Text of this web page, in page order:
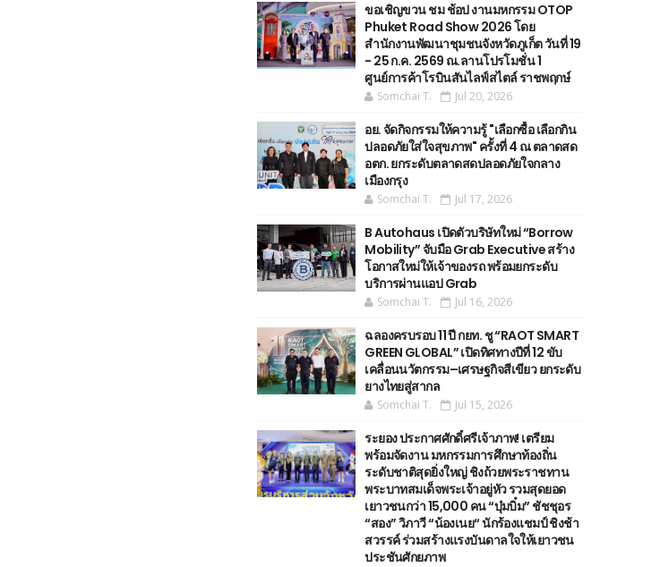
ขอเชิญขวน ชม ช้อป งานมหกรรม OTOP
Phuket Road Show 2026 โดย
สำนักงานพัฒนาชุมชนจังหวัดภูเก็ต วันที่ 19
- 25 ก.ค. 2569 ณ.ลานโปรโมชั่น 1
ศูนย์การค้าโรบินสันไลฟ์สไตล์ ราชพฤกษ์
Somchai T. Jul 20, 2026
อย. จัดกิจกรรมให้ความรู้ "เลือกซื้อ เลือกกิน
ปลอดภัยใส่ใจสุขภาพ" ครั้งที่ 4 ณ ตลาดสด
อตก. ยกระดับตลาดสดปลอดภัยใจกลาง
เมืองกรุง
Somchai T. Jul 17, 2026
B Autohaus เปิดตัวบริษัทใหม่ “Borrow
Mobility” จับมือ Grab Executive สร้าง
โอกาสใหม่ให้เจ้าของรถ พร้อมยกระดับ
บริการผ่านแอป Grab
Somchai T. Jul 16, 2026
ฉลองครบรอบ 11 ปี กยท. ชู “RAOT SMART
GREEN GLOBAL” เปิดทิศทางปีที่ 12 ขับ
เคลื่อนนวัตกรรม–เศรษฐกิจสีเขียว ยกระดับ
ยางไทยสู่สากล
Somchai T. Jul 15, 2026
ระยอง ประกาศศักดิ์ศรีเจ้าภาพ! เตรียม
พร้อมจัดงาน มหกรรมการศึกษาท้องถิ่น
ระดับชาติสุดยิ่งใหญ่ ชิงถ้วยพระราชทาน
พระบาทสมเด็จพระเจ้าอยู่หัว รวมสุดยอด
เยาวชนกว่า 15,000 คน “บุ๋มบิ๋ม” ชัชชุอร
“สอง” วิภาวี “น้องเนย“ นักร้องแชมป์ ชิงช้า
สวรรค์ ร่วมสร้างแรงบันดาลใจให้เยาวชน
ประชันศักยภาพ